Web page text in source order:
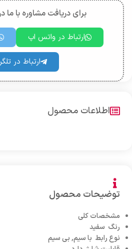
برای دریافت مشاوره با ما
ارتباط در واتس اپ
ارتباط در
توضیحات محصول
مشخصات کلی
رنگ سفید
نوع رابط با سیم, بی سیم
اطلاعات محصول